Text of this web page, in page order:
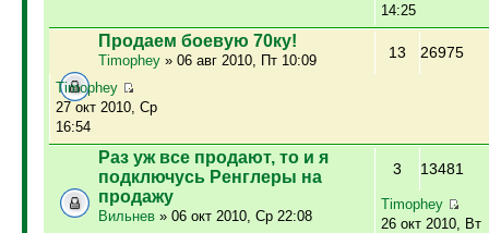
14:25
Продаем боевую 70ку!
Timophey» 06 авг 2010, Пт 10:09 13 26975
Timophey
27 окт 2010, Ср
16:54
Раз уж все продают, то и я
подключусь Ренглеры на
продажу
Вильнев» 06 окт 2010, Ср 22:08
3 13481
Timophey
26 окт 2010, Вт